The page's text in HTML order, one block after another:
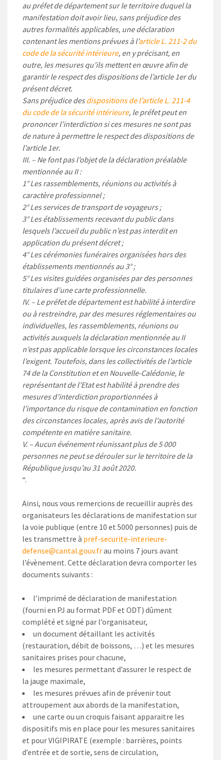
au préfet de département sur le territoire duquel la
manifestation doit avoir lieu, sans préjudice des
autres formalités applicables, une déclaration
contenant les mentions prévues à l’article L. 211-2 du
code de la sécurité intérieure, en y précisant, en
outre, les mesures qu’ils mettent en œuvre afin de
garantir le respect des dispositions de l’article 1er du
présent décret.
Sans préjudice desdispositions de l’article L. 211-4
du code de la sécurité intérieure, le préfet peut en
prononcer l’interdiction si ces mesures ne sont pas
de nature à permettre le respect des dispositions de
l’article 1er.
III. – Ne font pas l’objet de la déclaration préalable
mentionnée au II :
1° Les rassemblements, réunions ou activités à
caractère professionnel ;
2° Les services de transport de voyageurs ;
3° Les établissements recevant du public dans
lesquels l’accueil du public n’est pas interdit en
application du présent décret ;
4° Les cérémonies funéraires organisées hors des
établissements mentionnés au 3° ;
5° Les visites guidées organisées par des personnes
titulaires d’une carte professionnelle.
IV. – Le préfet de département est habilité à interdire
ou à restreindre, par des mesures réglementaires ou
individuelles, les rassemblements, réunions ou
activités auxquels la déclaration mentionnée au II
n’est pas applicable lorsque les circonstances locales
l’exigent. Toutefois, dans les collectivités de l’article
74 de la Constitution et en Nouvelle-Calédonie, le
représentant de l’Etat est habilité à prendre des
mesures d’interdiction proportionnées à
l’importance du risque de contamination en fonction
des circonstances locales, après avis de l’autorité
compétente en matière sanitaire.
V. – Aucun événement réunissant plus de 5 000
personnes ne peut se dérouler sur le territoire de la
République jusqu’au 31 août 2020.
“.
Ainsi, nous vous remercions de recueillir auprès des
organisateurs les déclarations de manifestation sur
la voie publique (entre 10 et 5000 personnes) puis de
les transmettre à pref-securite-interieure-
defense@cantal.gouv.frau moins 7 jours avant
l’évènement. Cette déclaration devra comporter les
documents suivants :
l’imprimé de déclaration de manifestation
(fourni en PJ au format PDF et ODT) dûment
complété et signé par l’organisateur,
un document détaillant les activités
(restauration, débit de boissons, …) et les mesures
sanitaires prises pour chacune,
les mesures permettant d’assurer le respect de
la jauge maximale,
les mesures prévues afin de prévenir tout
attroupement aux abords de la manifestation,
une carte ou un croquis faisant apparaitre les
dispositifs mis en place pour les mesures sanitaires
et pour VIGIPIRATE (exemple : barrières, points
d’entrée et de sortie, sens de circulation,